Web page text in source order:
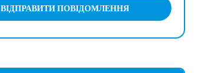
ВІДПРАВИТИ ПОВІДОМЛЕННЯ